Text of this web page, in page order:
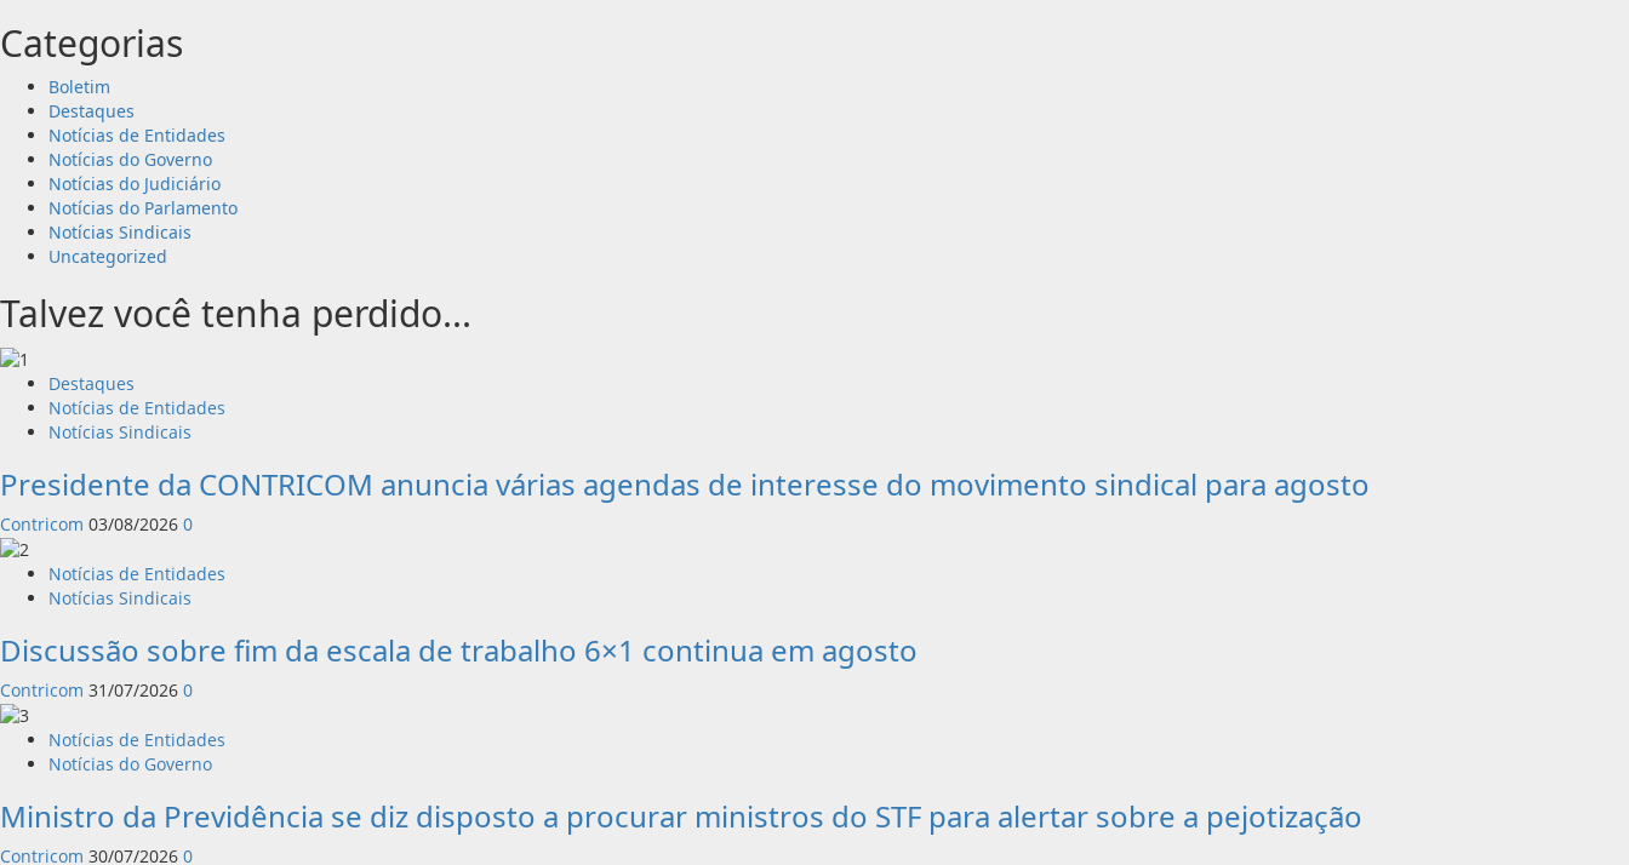
Categorias
Boletim
Destaques
Notícias de Entidades
Notícias do Governo
Notícias do Judiciário
Notícias do Parlamento
Notícias Sindicais
Uncategorized
Talvez você tenha perdido...
Destaques
Notícias de Entidades
Notícias Sindicais
Presidente da CONTRICOM anuncia várias agendas de interesse do movimento sindical para agosto
Contricom 03/08/2026 0
Notícias de Entidades
Notícias Sindicais
Discussão sobre fim da escala de trabalho 6×1 continua em agosto
Contricom 31/07/2026 0
Notícias de Entidades
Notícias do Governo
Ministro da Previdência se diz disposto a procurar ministros do STF para alertar sobre a pejotização
Contricom 30/07/2026 0